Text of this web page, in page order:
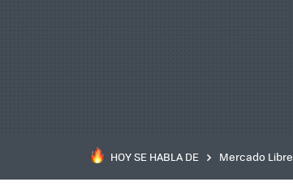
HOY SE HABLA DE Mercado Libre